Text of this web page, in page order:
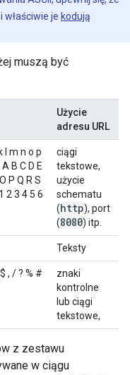
właściwie je kodują
muszą być
Użycie
adresu URL
l m n o p
B C D E
P Q R S
2 3 4 5 6
ciągi
tekstowe,
użycie
schematu
(http), port
(8080) itp.
Teksty
, / ? % #
znaki
kontrolne
lub ciągi
tekstowe,
z zestawu
w ciągu